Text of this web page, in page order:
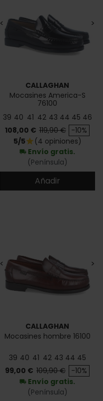
< >
CALLAGHAN
Mocasines America-S
76100
39 40 41 42 43 44 45 46
Precio
108,00 € Precio base
119,90 € -10%
5/5star (4 opiniones)
local_shipping Envío gratis.
(Península)
Añadir
< >
CALLAGHAN
Mocasines hombre 16100
39 40 41 42 43 44 45
Precio
99,00 € Precio base
109,90 € -10%
local_shipping Envío gratis.
(Península)